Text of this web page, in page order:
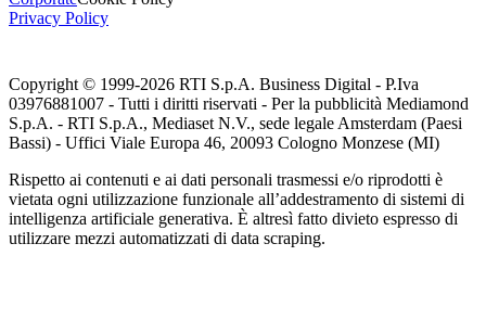
Privacy Policy
Copyright © 1999-2026 RTI S.p.A. Business Digital - P.Iva
03976881007 - Tutti i diritti riservati - Per la pubblicità Mediamond
S.p.A. - RTI S.p.A., Mediaset N.V., sede legale Amsterdam (Paesi
Bassi) - Uffici Viale Europa 46, 20093 Cologno Monzese (MI)
Rispetto ai contenuti e ai dati personali trasmessi e/o riprodotti è
vietata ogni utilizzazione funzionale all’addestramento di sistemi di
intelligenza artificiale generativa. È altresì fatto divieto espresso di
utilizzare mezzi automatizzati di data scraping.